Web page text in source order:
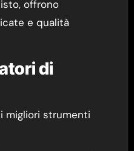
offrono
e qualità
di
migliori strumenti